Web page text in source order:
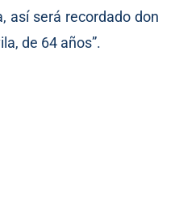
así será recordado don
de 64 años”.